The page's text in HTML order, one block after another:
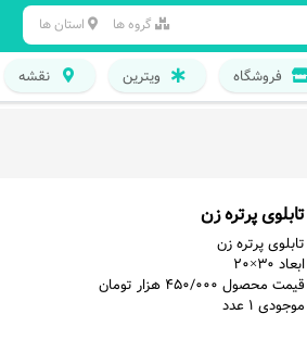
گروه ها استان ها
فروشگاه ویترین نقشه
تابلوی پرتره زن
تابلوی پرتره زن
ابعاد ۳۰×۲۰
قیمت محصول ۴۵۰/۰۰۰ هزار تومان
موجودی ۱ عدد